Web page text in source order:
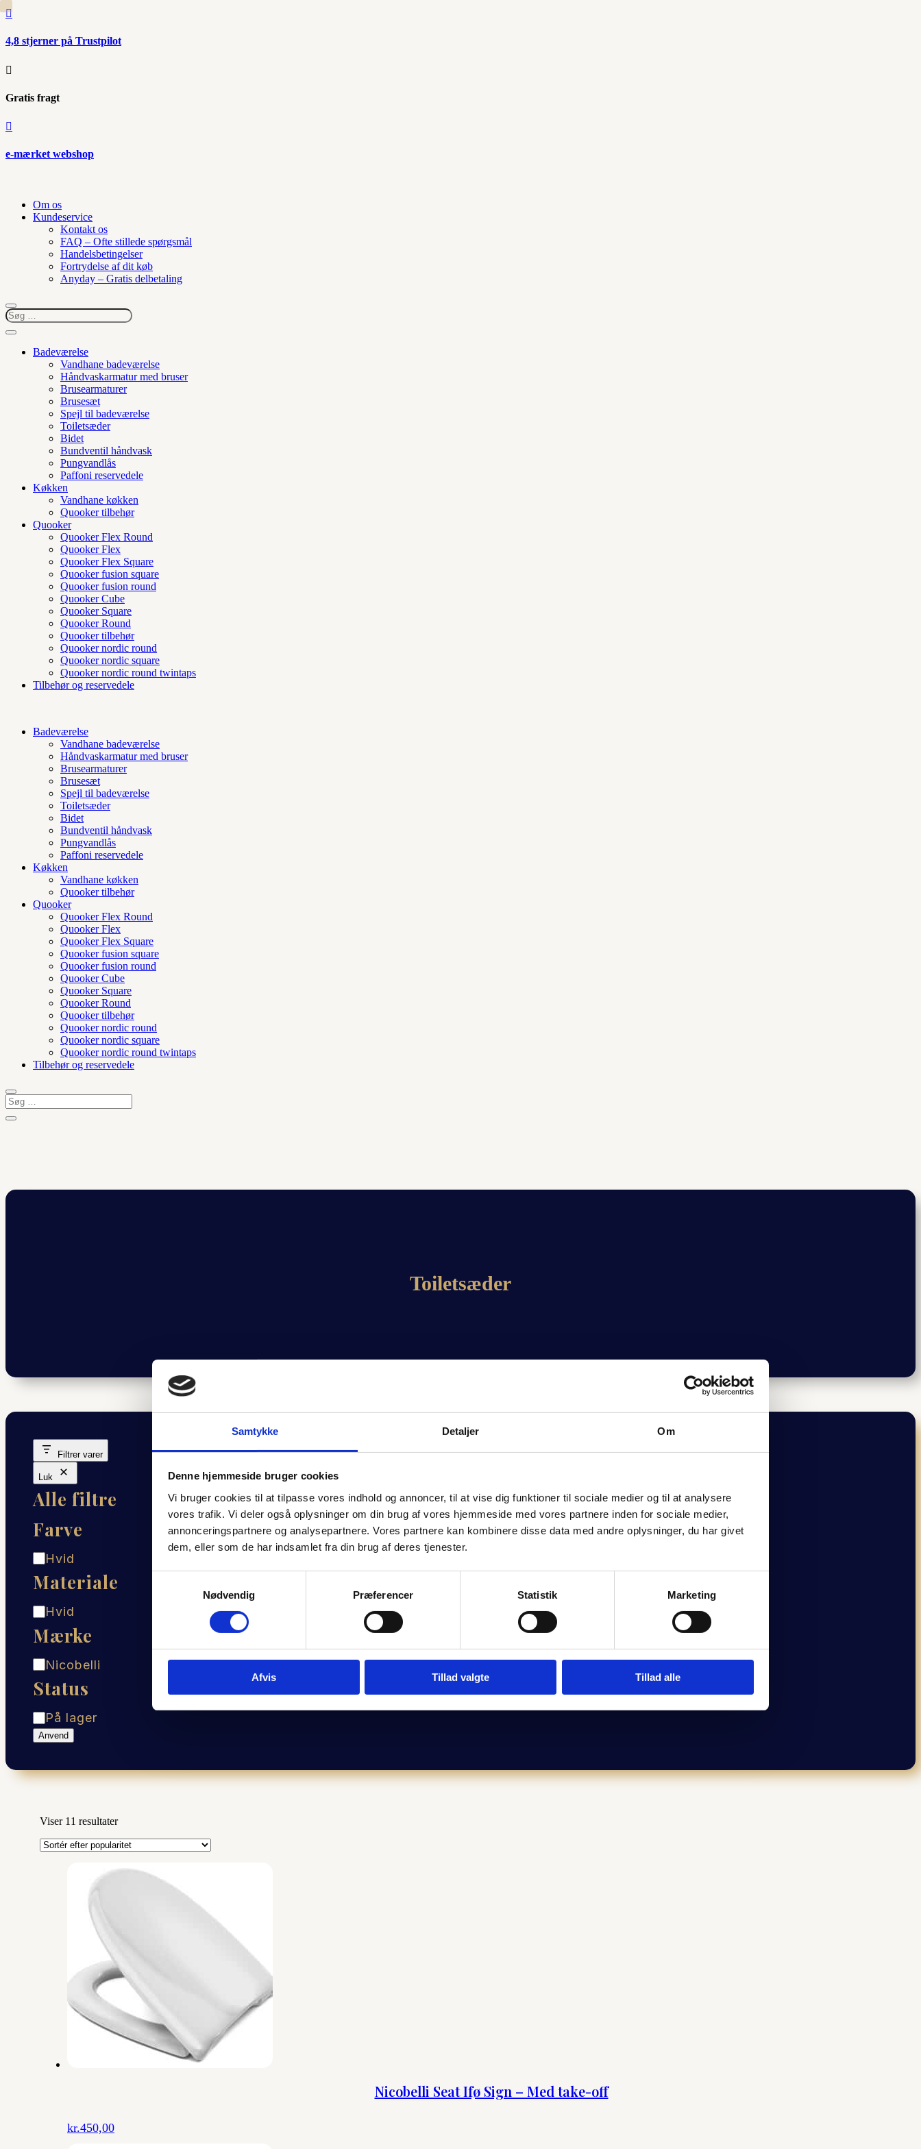
Samtykke Detaljer Om
Denne hjemmeside bruger cookies
Vi bruger cookies til at tilpasse vores indhold og annoncer, til at vise dig funktioner til sociale medier og til at analysere
vores trafik. Vi deler også oplysninger om din brug af vores hjemmeside med vores partnere inden for sociale medier,
annonceringspartnere og analysepartnere. Vores partnere kan kombinere disse data med andre oplysninger, du har givet
dem, eller som de har indsamlet fra din brug af deres tjenester.
Nødvendig
Præferencer Statistik Marketing
Afvis Tillad valgte Tillad alle

4,8 stjerner på Trustpilot

Gratis fragt

e-mærket webshop
Om os
Kundeservice
Kontakt os
FAQ – Ofte stillede spørgsmål
Handelsbetingelser
Fortrydelse af dit køb
Anyday – Gratis delbetaling
Badeværelse
Vandhane badeværelse
Håndvaskarmatur med bruser
Brusearmaturer
Brusesæt
Spejl til badeværelse
Toiletsæder
Bidet
Bundventil håndvask
Pungvandlås
Paffoni reservedele
Køkken
Vandhane køkken
Quooker tilbehør
Quooker
Quooker Flex Round
Quooker Flex
Quooker Flex Square
Quooker fusion square
Quooker fusion round
Quooker Cube
Quooker Square
Quooker Round
Quooker tilbehør
Quooker nordic round
Quooker nordic square
Quooker nordic round twintaps
Tilbehør og reservedele
Badeværelse
Vandhane badeværelse
Håndvaskarmatur med bruser
Brusearmaturer
Brusesæt
Spejl til badeværelse
Toiletsæder
Bidet
Bundventil håndvask
Pungvandlås
Paffoni reservedele
Køkken
Vandhane køkken
Quooker tilbehør
Quooker
Quooker Flex Round
Quooker Flex
Quooker Flex Square
Quooker fusion square
Quooker fusion round
Quooker Cube
Quooker Square
Quooker Round
Quooker tilbehør
Quooker nordic round
Quooker nordic square
Quooker nordic round twintaps
Tilbehør og reservedele
Toiletsæder
Filtrer varer
Luk
Alle filtre
Farve
Farve
Hvid
Materiale
Materiale
Hvid
Mærke
Mærke
Nicobelli
Status
Status
På lager
Anvend
Viser 11 resultaterSorteret
popularitet
Nicobelli Seat Ifø Sign – Med take-off
kr.450,00